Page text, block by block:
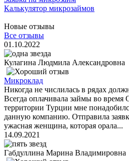
Калькулятор микрозаймов
Новые отзывы
Все отзывы
01.10.2022
Кулагина Людмила Александровна
Микроклад
Никогда не числилась в рядах
Всегда оплачивала займы во время
территории Турции мне
данную компанию. Отправила
ужасная женщина, которая орала...
14.09.2021
Габдуллина Марина Владимировна